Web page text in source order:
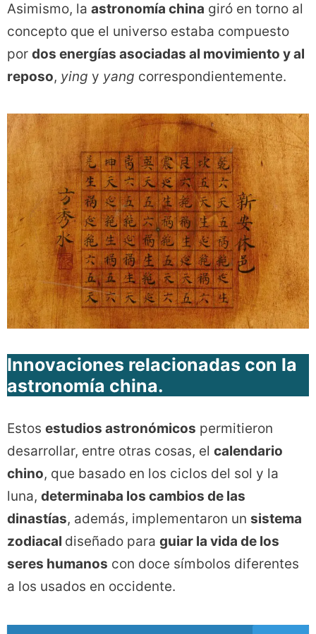
Asimismo, la astronomía china giró en torno al
concepto que el universo estaba compuesto
por dos energías asociadas al movimiento y al
reposo, ying y yang correspondientemente.
Innovaciones relacionadas con la
astronomía china.
Estos estudios astronómicos permitieron
desarrollar, entre otras cosas, el calendario
chino, que basado en los ciclos del sol y la
luna, determinaba los cambios de las
dinastías, además, implementaron un sistema
zodiacal diseñado para guiar la vida de los
seres humanos con doce símbolos diferentes
a los usados en occidente.